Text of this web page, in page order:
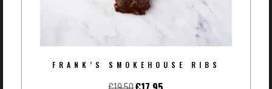
FRANK’S SMOKEHOUSE RIBS